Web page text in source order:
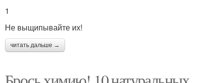
1
Не выщипывайте их!
читать дальше →